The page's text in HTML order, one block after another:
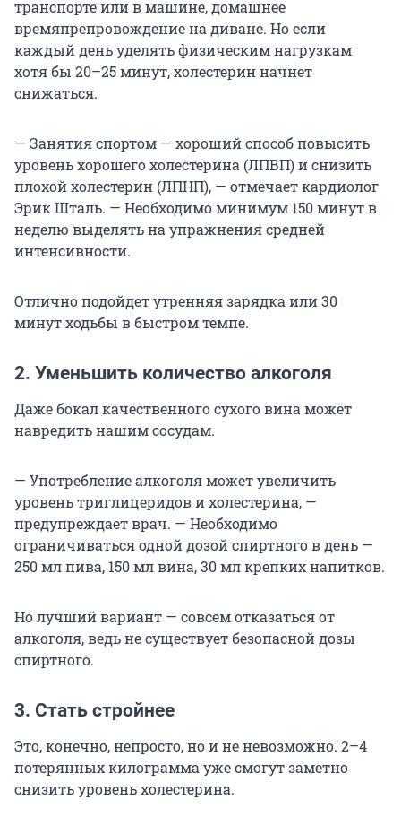
транспорте или в машине, домашнее
времяпрепровождение на диване. Но если
каждый день уделять физическим нагрузкам
хотя бы 20–25 минут, холестерин начнет
снижаться.
— Занятия спортом — хороший способ повысить
уровень хорошего холестерина (ЛПВП) и снизить
плохой холестерин (ЛПНП), — отмечает кардиолог
Эрик Шталь. — Необходимо минимум 150 минут в
неделю выделять на упражнения средней
интенсивности.
Отлично подойдет утренняя зарядка или 30
минут ходьбы в быстром темпе.
2. Уменьшить количество алкоголя
Даже бокал качественного сухого вина может
навредить нашим сосудам.
— Употребление алкоголя может увеличить
уровень триглицеридов и холестерина, —
предупреждает врач. — Необходимо
ограничиваться одной дозой спиртного в день —
250 мл пива, 150 мл вина, 30 мл крепких напитков.
Но лучший вариант — совсем отказаться от
алкоголя, ведь не существует безопасной дозы
спиртного.
3. Стать стройнее
Это, конечно, непросто, но и не невозможно. 2–4
потерянных килограмма уже смогут заметно
снизить уровень холестерина.